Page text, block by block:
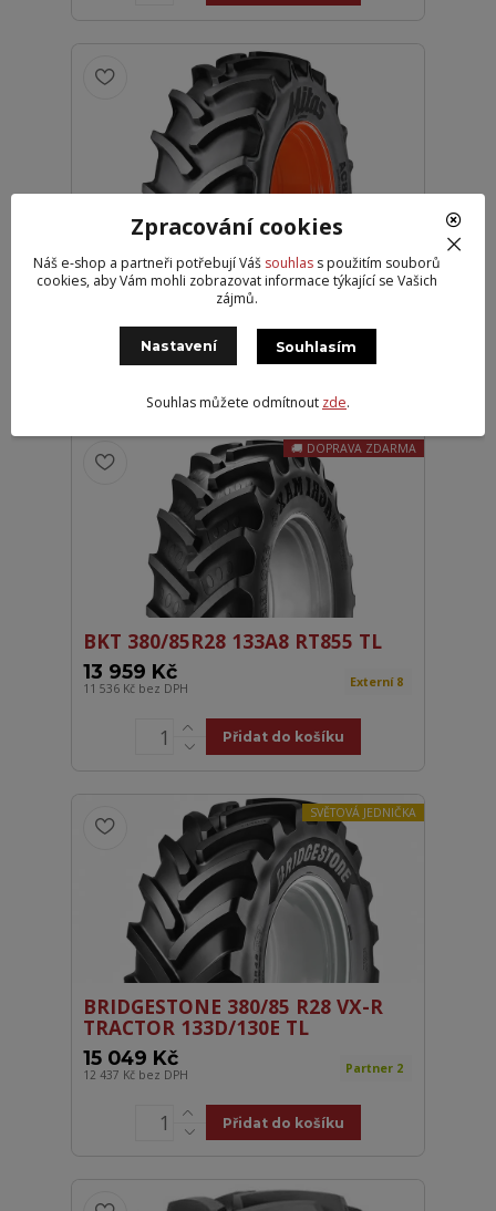
MITAS 380/85 R28 (14.9R28) AC 85
133A8/133B TL
10 660 Kčbez DPH
DOPRAVA ZDARMA
BKT 380/85R28 133A8 RT855 TL
13 959 Kč
11 536 Kč bez DPH Externí 8
Přidat do košíku
SVĚTOVÁ JEDNIČKA
BRIDGESTONE 380/85 R28 VX-R
TRACTOR 133D/130E TL
15 049 Kč
12 437 Kč bez DPH Partner 2
Přidat do košíku
Zpracování cookies
Náš e-shop a partneři potřebují Váš souhlass použitím souborů
cookies, aby Vám mohli zobrazovat informace týkající se Vašich
zájmů.
Nastavení Souhlasím
Souhlas můžete odmítnout zde.